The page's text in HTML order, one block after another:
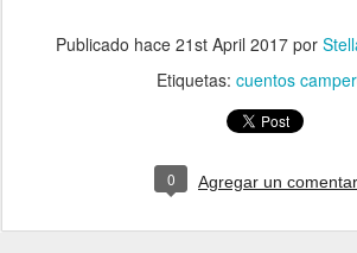
Publicado hace 21st April 2017 por
Etiquetas: cuentos
0 Agregar un